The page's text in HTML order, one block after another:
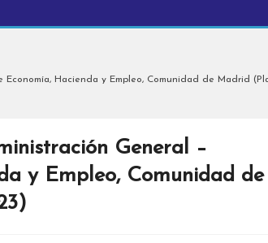
Hacienda y Empleo, Comunidad de Madrid
General –
y Empleo, Comunidad de